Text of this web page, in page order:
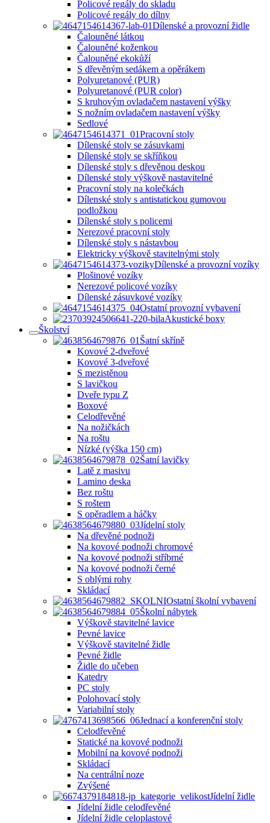
Policové regály do skladu
Policové regály do dílny
Dílenské a provozní židle
Čalouněné látkou
Čalouněné koženkou
Čalouněné ekokůží
S dřevěným sedákem a opěrákem
Polyuretanové (PUR)
Polyuretanové (PUR color)
S kruhovým ovladačem nastavení výšky
S nožním ovladačem nastavení výšky
Sedlové
Pracovní stoly
Dílenské stoly se zásuvkami
Dílenské stoly se skříňkou
Dílenské stoly s dřevěnou deskou
Dílenské stoly výškově nastavitelné
Pracovní stoly na kolečkách
Dílenské stoly s antistatickou gumovou
podložkou
Dílenské stoly s policemi
Nerezové pracovní stoly
Dílenské stoly s nástavbou
Elektricky výškově stavitelnými stoly
Dílenské a provozní vozíky
Plošinové vozíky
Nerezové policové vozíky
Dílenské zásuvkové vozíky
Ostatní provozní vybavení
Akustické boxy
Školství
Šatní skříně
Kovové 2-dveřové
Kovové 3-dveřové
S mezistěnou
S lavičkou
Dveře typu Z
Boxové
Celodřevěné
Na nožičkách
Na roštu
Nízké (výška 150 cm)
Šatní lavičky
Latě z masivu
Lamino deska
Bez roštu
S roštem
S opěradlem a háčky
Jídelní stoly
Na dřevěné podnoži
Na kovové podnoži chromové
Na kovové podnoži stříbrné
Na kovové podnoži černé
S oblými rohy
Skládací
Ostatní školní vybavení
Školní nábytek
Výškově stavitelné lavice
Pevné lavice
Výškově stavitelné židle
Pevné židle
Židle do učeben
Katedry
PC stoly
Polohovací stoly
Variabilní stoly
Jednací a konferenční stoly
Celodřevěné
Statické na kovové podnoži
Mobilní na kovové podnoži
Skládací
Na centrální noze
Zvýšené
Jídelní židle
Jídelní židle celodřevěné
Jídelní židle celoplastové